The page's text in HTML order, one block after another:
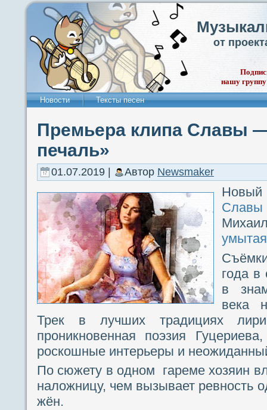
от
нашу
Новости Тексты песен
Премьера клипа Славы
печаль»
01.07.2019 | Автор Newsmaker
Славы
года
в
века
Трек в лучших традициях
проникновенная поэзия
роскошные интерьеры и
По сюжету в одном гареме хозяин
наложницу, чем вызывает ревность
жён.